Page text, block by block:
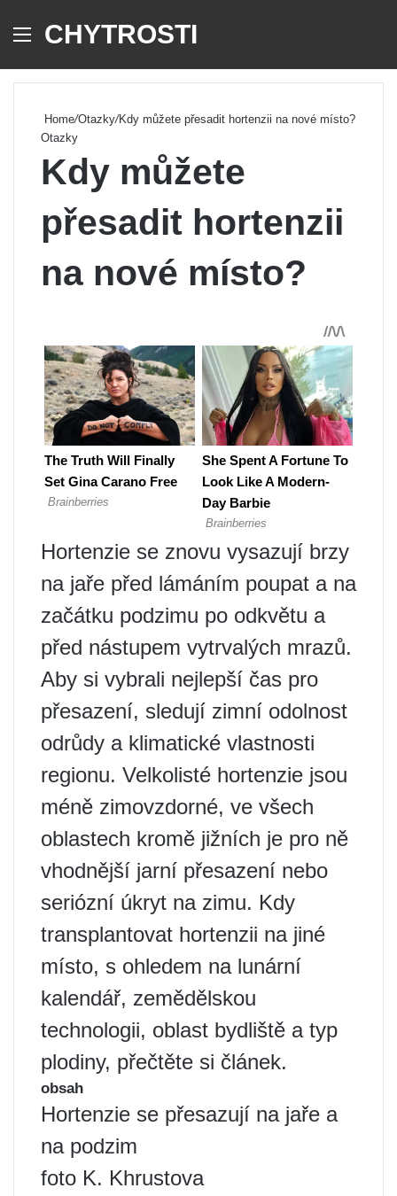
Menu
CHYTROSTI
Home/Otazky/Kdy můžete přesadit hortenzii na nové místo?
Otazky
Kdy můžete
přesadit hortenzii
na nové místo?
Hortenzie se znovu vysazují brzy
na jaře před lámáním poupat a na
začátku podzimu po odkvětu a
před nástupem vytrvalých mrazů.
Aby si vybrali nejlepší čas pro
přesazení, sledují zimní odolnost
odrůdy a klimatické vlastnosti
regionu. Velkolisté hortenzie jsou
méně zimovzdorné, ve všech
oblastech kromě jižních je pro ně
vhodnější jarní přesazení nebo
seriózní úkryt na zimu. Kdy
transplantovat hortenzii na jiné
místo, s ohledem na lunární
kalendář, zemědělskou
technologii, oblast bydliště a typ
plodiny, přečtěte si článek.
obsah
Hortenzie se přesazují na jaře a
na podzim
foto K. Khrustova